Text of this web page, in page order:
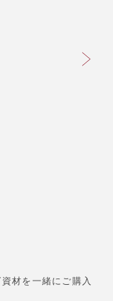
材を一緒にご購入